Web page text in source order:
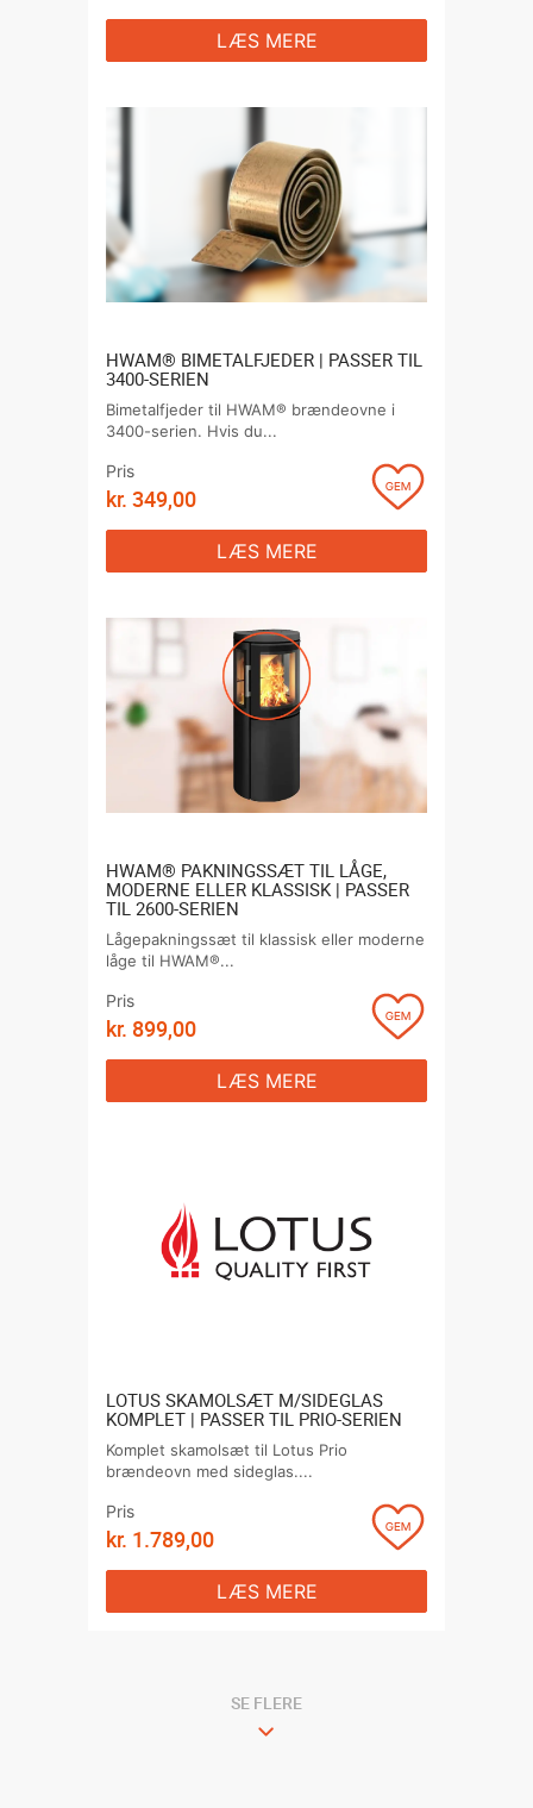
LÆS MERE
HWAM® BIMETALFJEDER | PASSER TIL
3400-SERIEN
Bimetalfjeder til HWAM® brændeovne i
3400-serien. Hvis du...
Pris
kr. 349,00
LÆS MERE
HWAM® PAKNINGSSÆT TIL LÅGE,
MODERNE ELLER KLASSISK | PASSER
TIL 2600-SERIEN
Lågepakningssæt til klassisk eller moderne
låge til HWAM®...
Pris
kr. 899,00
LÆS MERE
LOTUS SKAMOLSÆT M/SIDEGLAS
KOMPLET | PASSER TIL PRIO-SERIEN
Komplet skamolsæt til Lotus Prio
brændeovn med sideglas....
Pris
kr. 1.789,00
LÆS MERE
SE FLERE